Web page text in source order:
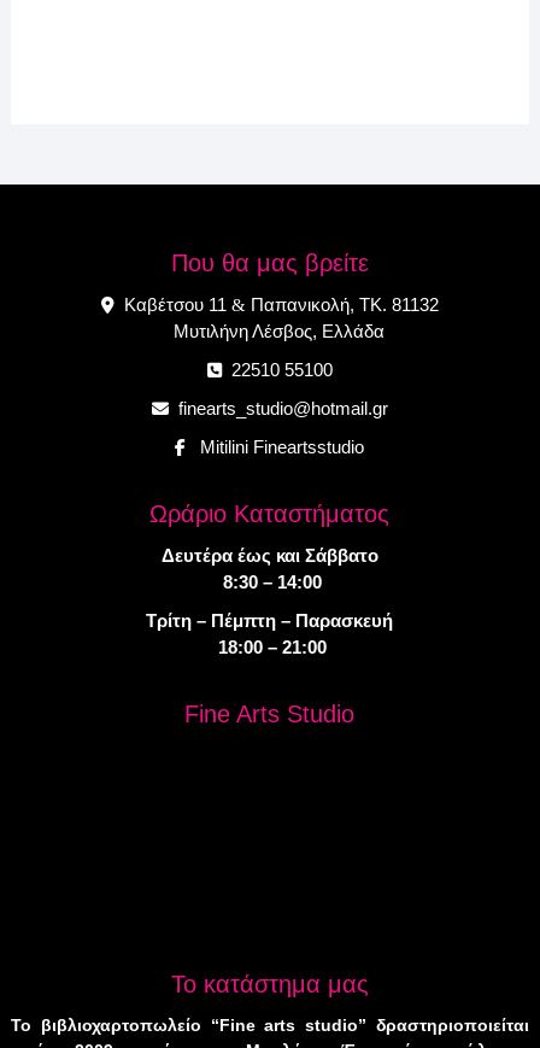
Που θα μας βρείτε
Καβέτσου 11 &Παπανικολή, ΤΚ. 81132
Μυτιλήνη Λέσβος, Ελλάδα
22510 55100
finearts_studio@hotmail.gr
Mitilini Fineartsstudio
Ωράριο Καταστήματος
Δευτέρα έως και Σάββατο
8:30 – 14:00
Τρίτη – Πέμπτη – Παρασκευή
18:00 – 21:00
Fine Arts Studio
Το κατάστημα μας
Το βιβλιοχαρτοπωλείο “Fine arts studio” δραστηριοποιείται